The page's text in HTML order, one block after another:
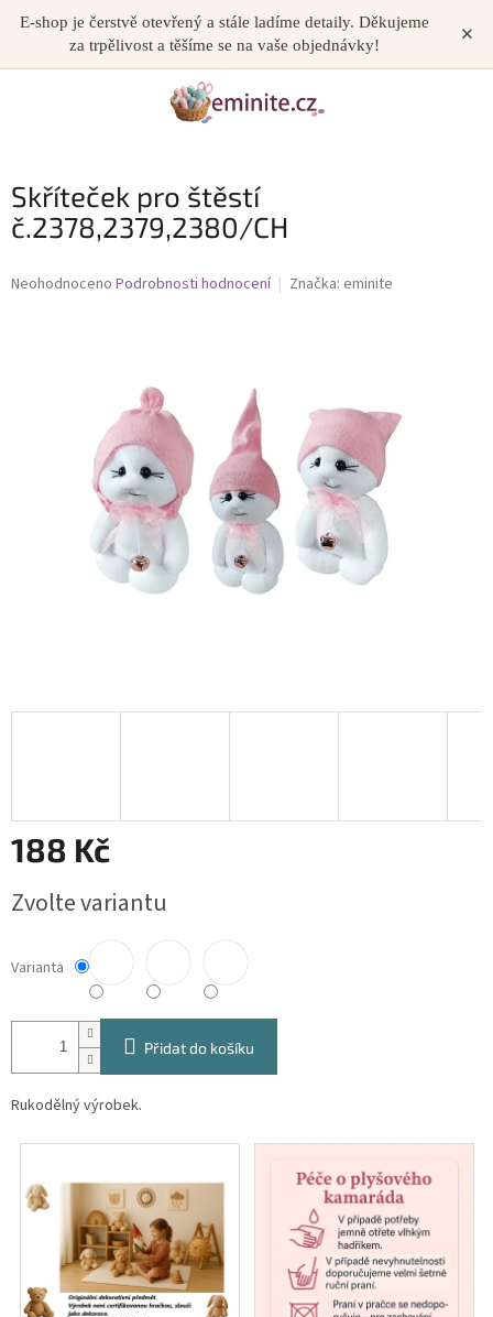
E-shop je čerstvě otevřený a stále ladíme detaily. Děkujeme
za trpělivost a těšíme se na vaše objednávky!
×
Skříteček pro štěstí
č.2378,2379,2380/CH
Průměrné
Neohodnoceno Podrobnosti hodnocení Značka: eminite
188 Kč
cena:
Zvolte variantu
Varianta
Přidat do košíku
Rukodělný výrobek.